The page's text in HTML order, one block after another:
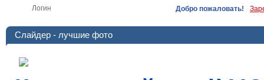
Добро пожаловать!
Слайдер - лучшие фото